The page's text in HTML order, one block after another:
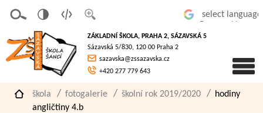
písmo
á
verze
pro
slaboz
raké
ZÁKLADNÍ ŠKOLA, PRAHA 2, SÁZAVSKÁ 5
Sázavská 5/830, 120 00 Praha 2
sazavska@zssazavska.cz
+420 277 779 643
škola fotogalerie školní rok 2019/2020
hodiny
angličtiny 4.b